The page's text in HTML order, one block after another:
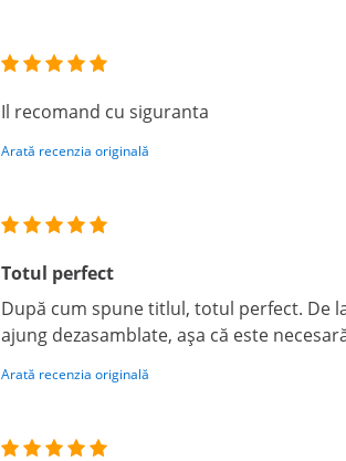
Il recomand cu siguranta
Arată recenzia originală
Totul perfect
După cum spune titlul, totul perfect. De
ajung dezasamblate, așa că este
Arată recenzia originală